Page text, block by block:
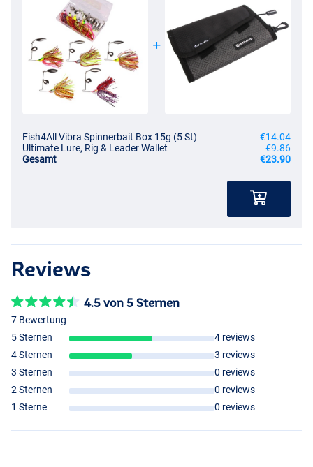
Fish4All Vibra Spinnerbait Box 15g (5 St)
€14.04
Ultimate Lure, Rig & Leader Wallet
€9.86
Gesamt
€23.90
Reviews
4.5 von 5 Sternen
7 Bewertung
5 Sternen
4 reviews
4 Sternen
3 reviews
3 Sternen
0 reviews
2 Sternen
0 reviews
1 Sterne
0 reviews